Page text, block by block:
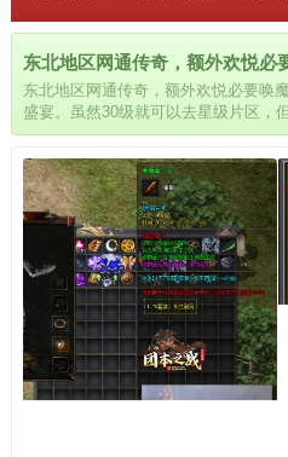
东北地区网通传奇，额外欢悦
东北地区网通传奇，额外欢悦必要唤
盛宴。虽然30级就可以去星级片区，
高，杀怪的经验越高。注意他们的操